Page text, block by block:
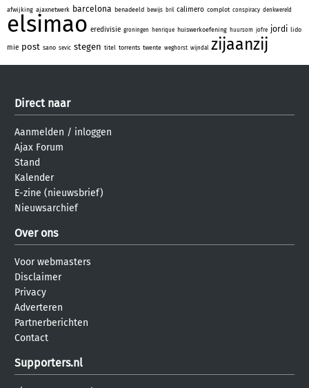
afwijking ajaxnetwerk barcelona benadeeld bewijs bril calimero complot conspiracy denkwereld
elsimao eredivisie groningen henrique huiswerkoefening huursom jofre jordi lido
mie post sano sevic stegen titel torrents twente weghorst wijndal zijaanzij
Direct naar
Aanmelden / inloggen
Ajax Forum
Stand
Kalender
E-zine (nieuwsbrief)
Nieuwsarchief
Over ons
Voor webmasters
Disclaimer
Privacy
Adverteren
Partnerberichten
Contact
Supporters.nl